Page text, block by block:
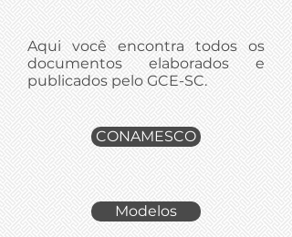
Aqui você encontra todos os
documentos elaborados e
publicados pelo GCE-SC.
CONAMESCO
Modelos